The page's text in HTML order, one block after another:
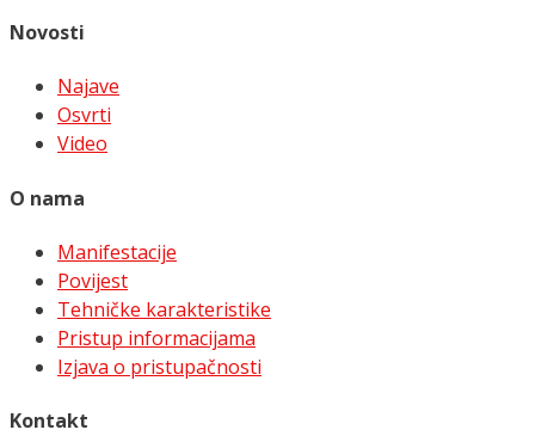
Novosti
Najave
Osvrti
Video
O nama
Manifestacije
Povijest
Tehničke karakteristike
Pristup informacijama
Izjava o pristupačnosti
Kontakt